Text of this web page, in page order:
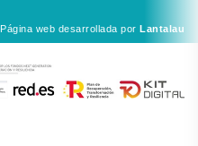
Página web desarrollada por Lantalau